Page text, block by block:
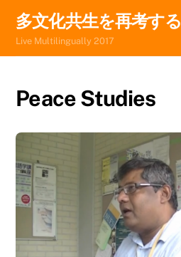
content
多文化共生を再考する
Live Multilingually 2017
Peace Studies